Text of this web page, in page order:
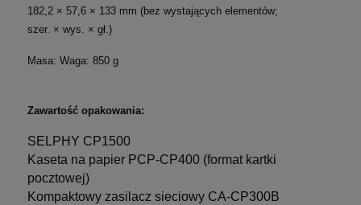
182,2 × 57,6 × 133 mm (bez wystających elementów;
szer. × wys. × gł.)
Masa: Waga: 850 g
Zawartość opakowania:
SELPHY CP1500
Kaseta na papier PCP-CP400 (format kartki
pocztowej)
Kompaktowy zasilacz sieciowy CA-CP300B